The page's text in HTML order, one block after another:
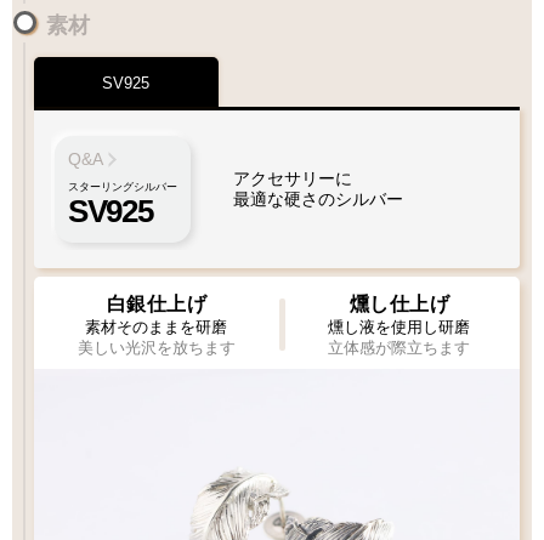
素材
SV925
Q&A
スターリングシルバー
SV925
アクセサリーに
最適な硬さのシルバー
白銀仕上げ
素材そのままを研磨
美しい光沢を放ちます
燻し仕上げ
燻し液を使用し研磨
立体感が際立ちます